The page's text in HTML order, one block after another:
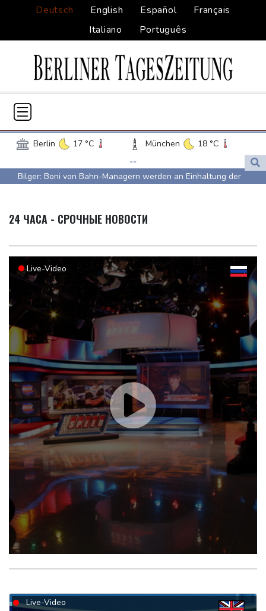
Deutsch English Español
Français
Italiano
Português
Berlin 17 °C München
18 °C
Frankfurt am Main
21 °C
Köln
19 °C Kiel
Bremen
17 °C Flensburg
12 °C
Rostock
14 °C Stuttgart
20 °C
Dresden
16 °C Wien
21 °C
Salzburg
19 °C
Baden-Baden
19 °C
--
Bilger: Boni von Bahn-Managern werden an Einhaltung der
Torlos gegen Kaiserslautern: Stotterstart von Wolfsburg
Ätna auf Sizilien ausgebrochen - Flugverkehr in Catania
zeitweise eingeschränkt
Doppelpack Freigang: Frankfurt schlägt auch Malmö
Explosion mutmaßlich ukrainischer Drohne in Bulgarien löst
diplomatische Verstimmung aus
Selenskyj warnt vor Folgen russischer Angriffe - Vucic für
Integrität der Ukraine
Sieg auf der längsten Etappe: Vollering übernimmt
Gesamtführung
Drohne explodiert an der Grenze zwischen Rumänien und
Bulgarien nahe Gaspipeline
Lionel Messi trauert um seinen Vater
24 ЧАСА - СРОЧНЫЕ НОВОСТИ
Live-Video
Live-Video